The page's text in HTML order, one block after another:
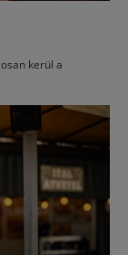
kerül a